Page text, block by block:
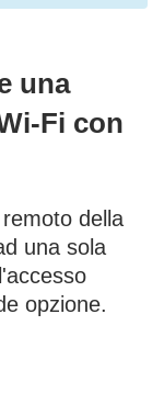
una
Fi con
della
una sola
opzione.